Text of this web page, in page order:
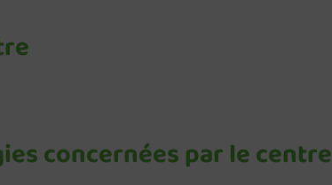
concernées par le centre